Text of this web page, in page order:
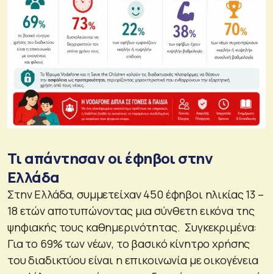
Τι απάντησαν οι έφηβοι στην
Ελλάδα
Στην Ελλάδα, συμμετείχαν 450 έφηβοι ηλικίας 13 –
18 ετών αποτυπώνοντας μια σύνθετη εικόνα της
ψηφιακής τους καθημερινότητας. Συγκεκριμένα:
Για το 69% των νέων, το βασικό κίνητρο χρήσης
του διαδικτύου είναι η επικοινωνία με οικογένεια